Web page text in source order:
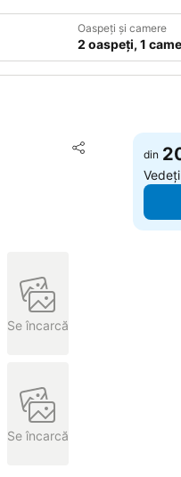
Oaspeți și camere
2 oaspeți, 1
Distribuiți
Adăugaţi la
din
Se încarcă
Se încarcă